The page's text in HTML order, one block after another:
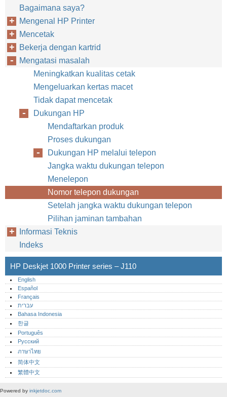
Bagaimana saya?
Mengenal HP Printer
Mencetak
Bekerja dengan kartrid
Mengatasi masalah
Meningkatkan kualitas cetak
Mengeluarkan kertas macet
Tidak dapat mencetak
Dukungan HP
Mendaftarkan produk
Proses dukungan
Dukungan HP melalui telepon
Jangka waktu dukungan telepon
Menelepon
Nomor telepon dukungan
Setelah jangka waktu dukungan telepon
Pilihan jaminan tambahan
Informasi Teknis
Indeks
HP Deskjet 1000 Printer series – J110
English
Español
Français
עברית
Bahasa Indonesia
한글
Português‎
Русский
ภาษาไทย
简体中文
繁體中文
Powered by inkjetdoc.com